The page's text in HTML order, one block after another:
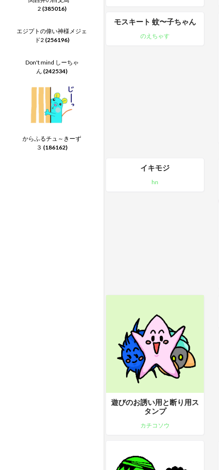
モスキート 蚊〜子ちゃん
のえちゃす
イキモジ
hn
遊びのお誘い用と断り用ス
タンプ
カチコソウ
2 (385016)
エジプトの偉い神様メジェ
ド2 (256196)
Don't mind しーちゃ
ん (242534)
からふるチュ～きーず
３ (186162)